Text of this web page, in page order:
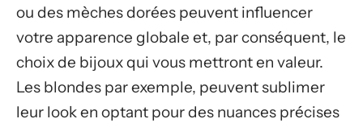
ou des mèches dorées peuvent influencer
votre apparence globale et, par conséquent, le
choix de bijoux qui vous mettront en valeur.
Les blondes par exemple, peuvent sublimer
leur look en optant pour des nuances précises